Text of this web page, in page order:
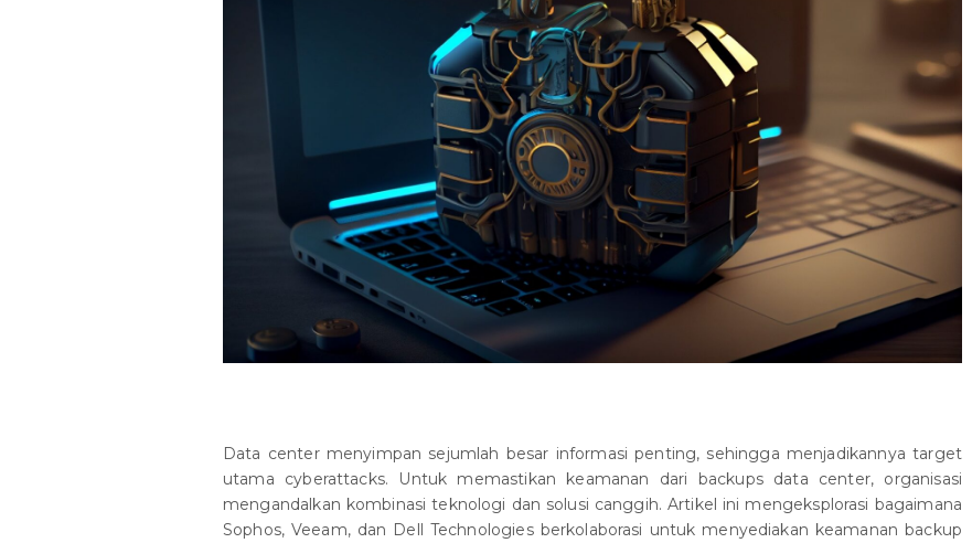
Data center menyimpan sejumlah besar informasi penting, sehingga menjadikannya target
utama cyberattacks. Untuk memastikan keamanan dari backups data center, organisasi
mengandalkan kombinasi teknologi dan solusi canggih. Artikel ini mengeksplorasi bagaimana
Sophos, Veeam, dan Dell Technologies berkolaborasi untuk menyediakan keamanan backup